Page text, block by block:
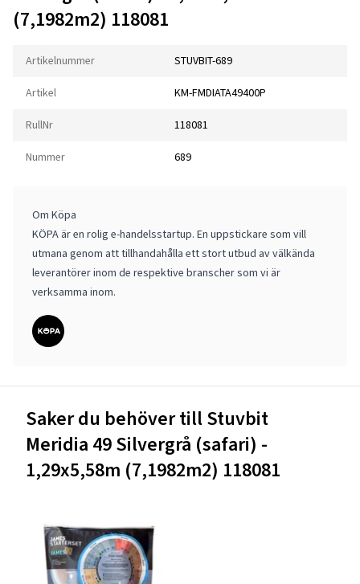
(7,1982m2) 118081
Artikelnummer STUVBIT-689
Artikel KM-FMDIATA49400P
RullNr 118081
Nummer 689
Om Köpa
KÖPA är en rolig e-handelsstartup. En uppstickare som vill
utmana genom att tillhandahålla ett stort utbud av välkända
leverantörer inom de respektive branscher som vi är
verksamma inom.
Saker du behöver till Stuvbit
Meridia 49 Silvergrå (safari) -
1,29x5,58m (7,1982m2) 118081